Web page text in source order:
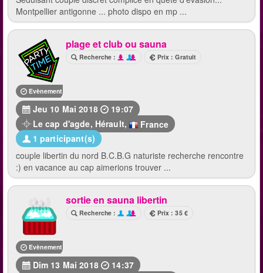
Montpellier antigonne ... photo dispo en mp ...
Evènement terminé
plage et club ou sauna
Recherche : Prix : Gratuit
Jeu 10 Mai 2018
19:07
Le cap d'agde, Hérault,
France
1 participant(s)
couple libertin du nord B.C.B.G naturiste recherche rencontre
:) en vacance au cap aimerions trouver ...
Evènement terminé
sortie en sauna libertin
Recherche : Prix : 35 €
Dim 13 Mai 2018
14:37